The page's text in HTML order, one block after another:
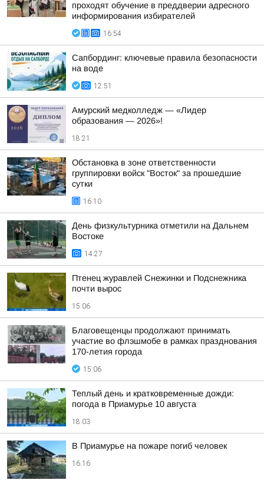
проходят обучение в преддверии адресного
информирования избирателей
16:54
Сапбординг: ключевые правила безопасности
на воде
12:51
Амурский медколледж — «Лидер
образования — 2026»!
18:21
Обстановка в зоне ответственности
группировки войск "Восток" за прошедшие
сутки
16:10
День физкультурника отметили на Дальнем
Востоке
14:27
Птенец журавлей Снежинки и Подснежника
почти вырос
15:06
Благовещенцы продолжают принимать
участие во флэшмобе в рамках празднования
170-летия города
15:06
Теплый день и кратковременные дожди:
погода в Приамурье 10 августа
18:03
В Приамурье на пожаре погиб человек
16:16